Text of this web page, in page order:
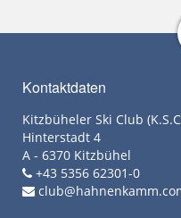
Kontaktdaten
Kitzbüheler Ski Club
Hinterstadt 4
A - 6370 Kitzbühel
+43 5356 62301-0